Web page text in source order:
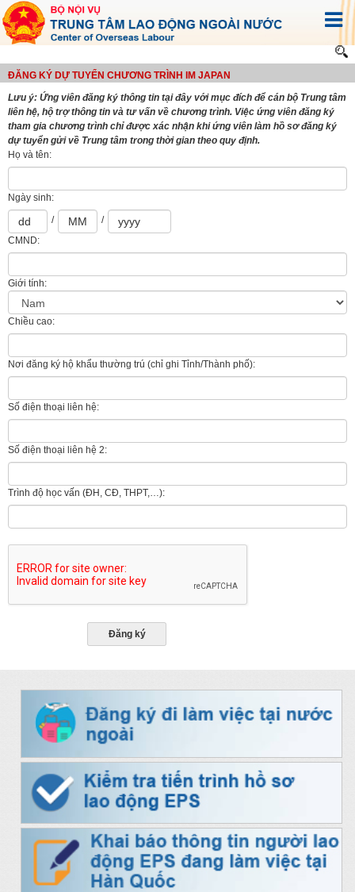
ĐĂNG KÝ DỰ TUYỂN CHƯƠNG TRÌNH IM JAPAN
Lưu ý: Ứng viên đăng ký thông tin tại đây với mục đích để cán bộ Trung tâm
liên hệ, hộ trợ thông tin và tư vấn về chương trình. Việc ứng viên đăng ký
tham gia chương trình chỉ được xác nhận khi ứng viên làm hồ sơ đăng ký
dự tuyển gửi về Trung tâm trong thời gian theo quy định.
Họ và tên:
Ngày sinh:
/
/
CMND:
Giới tính:
Chiều cao:
Nơi đăng ký hộ khẩu thường trú (chỉ ghi Tỉnh/Thành phố):
Số điện thoại liên hệ:
Số điện thoại liên hệ 2:
Trình độ học vấn (ĐH, CĐ, THPT,…):